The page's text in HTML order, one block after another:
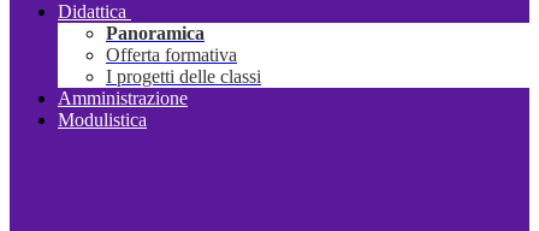
Didattica
Panoramica
Offerta formativa
I progetti delle classi
Amministrazione
Modulistica